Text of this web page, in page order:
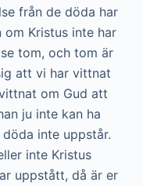
från de döda har
om Kristus inte har
tom, och tom är
att vi har vittnat
om Gud att
ju inte kan ha
inte uppstår.
inte Kristus
uppstått, då är er